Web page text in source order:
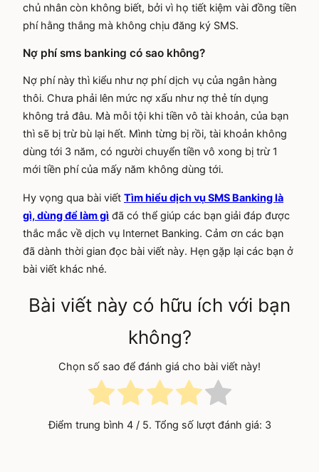
chủ nhân còn không biết, bởi vì họ tiết kiệm vài đồng tiền
phí hằng thắng mà không chịu đăng ký SMS.
Nợ phí sms banking có sao không?
Nợ phí này thì kiểu như nợ phí dịch vụ của ngân hàng
thôi. Chưa phải lên mức nợ xấu như nợ thẻ tín dụng
không trả đâu. Mà mỗi tội khi tiền vô tài khoản, của bạn
thì sẽ bị trừ bù lại hết. Mình từng bị rồi, tài khoản không
dùng tới 3 năm, có người chuyển tiền vô xong bị trừ 1
mới tiền phí của mấy năm không dùng tới.
Hy vọng qua bài viết Tìm hiểu dịch vụ SMS Banking là
gì, dùng để làm gì đã có thể giúp các bạn giải đáp được
thắc mắc về dịch vụ Internet Banking. Cảm ơn các bạn
đã dành thời gian đọc bài viết này. Hẹn gặp lại các bạn ở
bài viết khác nhé.
Bài viết này có hữu ích với bạn
không?
Chọn số sao để đánh giá cho bài viết này!
Điểm trung bình 4/ 5. Tổng số lượt đánh giá: 3